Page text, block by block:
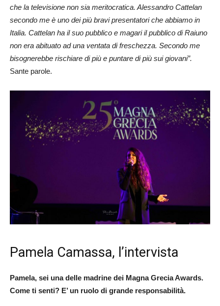
che la televisione non sia meritocratica. Alessandro Cattelan
secondo me è uno dei più bravi presentatori che abbiamo in
Italia. Cattelan ha il suo pubblico e magari il pubblico di Raiuno
non era abituato ad una ventata di freschezza. Secondo me
bisognerebbe rischiare di più e puntare di più sui giovani”.
Sante parole.
Pamela Camassa, l’intervista
Pamela, sei una delle madrine dei Magna Grecia Awards.
Come ti senti? E’ un ruolo di grande responsabilità.